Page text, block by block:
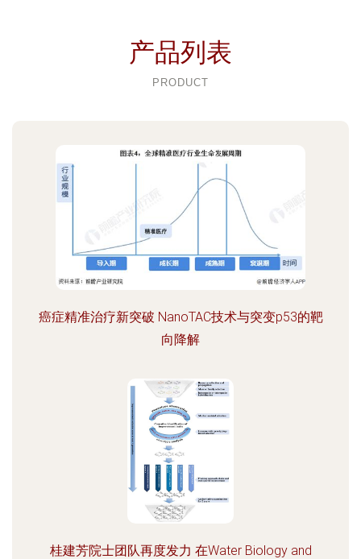
产品列表
PRODUCT
癌症精准治疗新突破 NanoTAC技术与突变p53的靶
向降解
桂建芳院士团队再度发力 在Water Biology and